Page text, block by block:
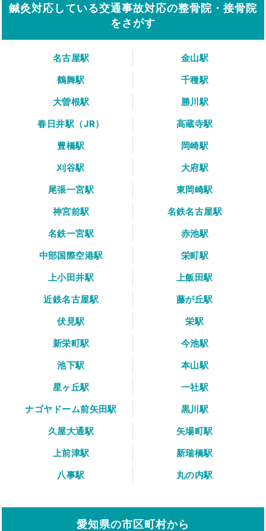
鍼灸対応している交通事故対応の整骨院・接骨院
をさがす
名古屋駅
金山駅
鶴舞駅
千種駅
大曽根駅
勝川駅
春日井駅（JR）
高蔵寺駅
豊橋駅
岡崎駅
刈谷駅
大府駅
尾張一宮駅
東岡崎駅
神宮前駅
名鉄名古屋駅
名鉄一宮駅
赤池駅
中部国際空港駅
栄町駅
上小田井駅
上飯田駅
近鉄名古屋駅
藤が丘駅
伏見駅
栄駅
新栄町駅
今池駅
池下駅
本山駅
星ヶ丘駅
一社駅
ナゴヤドーム前矢田駅
黒川駅
久屋大通駅
矢場町駅
上前津駅
新瑞橋駅
八事駅
丸の内駅
愛知県の市区町村から